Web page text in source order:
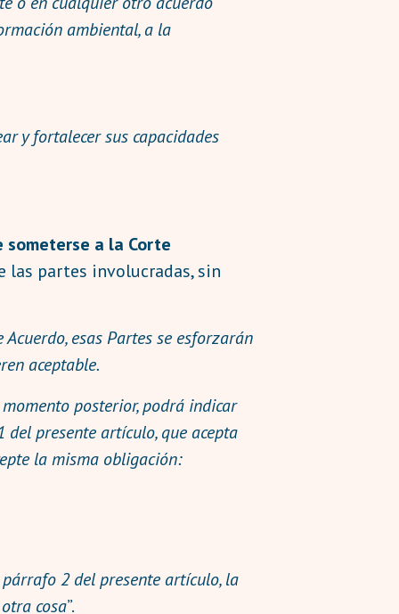
ambiental, a la
y fortalecer sus capacidades
a la Corte
las partes involucradas, sin
esas Partes se esforzarán
aceptable.
posterior, podrá indicar
presente artículo, que acepta
la misma obligación:
2 del presente artículo, la
cosa”.